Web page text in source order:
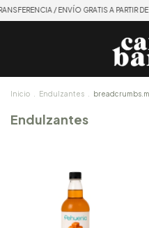
/ ENVÍO GRATIS A PARTIR
Inicio Endulzantes
Endulzantes